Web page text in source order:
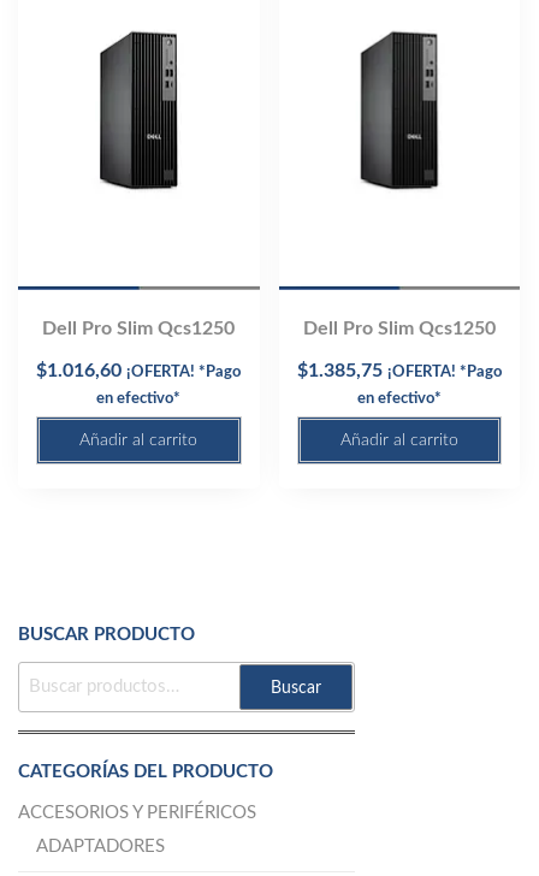
Dell Pro Slim Qcs1250
$1.016,60 ¡OFERTA! *Pago
en efectivo*
Añadir al carrito
Dell Pro Slim Qcs1250
$1.385,75 ¡OFERTA! *Pago
en efectivo*
Añadir al carrito
BUSCAR PRODUCTO
BUSCAR
Buscar
CATEGORÍAS DEL PRODUCTO
ACCESORIOS Y PERIFÉRICOS
ADAPTADORES